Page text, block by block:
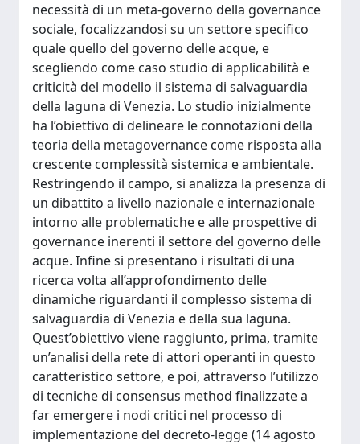
necessità di un meta-governo della governance
sociale, focalizzandosi su un settore specifico
quale quello del governo delle acque, e
scegliendo come caso studio di applicabilità e
criticità del modello il sistema di salvaguardia
della laguna di Venezia. Lo studio inizialmente
ha l’obiettivo di delineare le connotazioni della
teoria della metagovernance come risposta alla
crescente complessità sistemica e ambientale.
Restringendo il campo, si analizza la presenza di
un dibattito a livello nazionale e internazionale
intorno alle problematiche e alle prospettive di
governance inerenti il settore del governo delle
acque. Infine si presentano i risultati di una
ricerca volta all’approfondimento delle
dinamiche riguardanti il complesso sistema di
salvaguardia di Venezia e della sua laguna.
Quest’obiettivo viene raggiunto, prima, tramite
un’analisi della rete di attori operanti in questo
caratteristico settore, e poi, attraverso l’utilizzo
di tecniche di consensus method finalizzate a
far emergere i nodi critici nel processo di
implementazione del decreto-legge (14 agosto